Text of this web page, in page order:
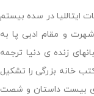
ایتاللیا در سده بیستم
و مقام ادبی پا به
زنده ی دنیا ترجمه
خانه بزرگی را تشكیل
بیست داستان و شصت